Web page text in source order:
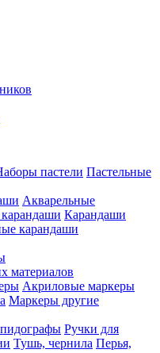
пастели Пастельные
Акварельные
Карандаши
карандаши
материалов
Акриловые маркеры
Маркеры другие
Ручки для
Тушь, чернила Перья,